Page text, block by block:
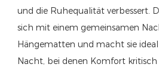
und die Ruhequalität verbessert.
sich mit einem gemeinsamen
Hängematten und macht sie
Nacht, bei denen Komfort kritisch